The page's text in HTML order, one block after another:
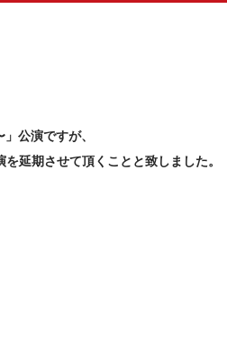
公演ですが、
延期させて頂くことと致しました。